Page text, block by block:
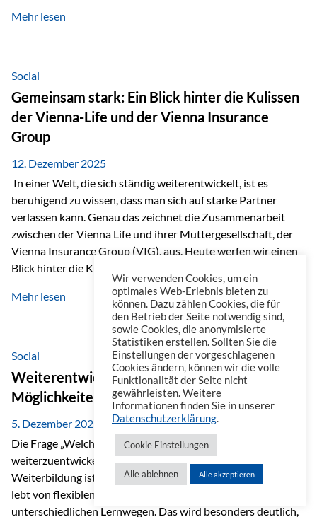
Beispiel verdeutlicht diese Wirkung besonders deutlich.
hinzukommen, spielt nicht nur die Rendite eine Rolle. Auch
steuerliche Effekte haben einen erheblichen Einfluss auf…
Mehr lesen
Social
Gemeinsam stark: Ein Blick hinter die Kulissen
der Vienna-Life und der Vienna Insurance
Group
12. Dezember 2025
In einer Welt, die sich ständig weiterentwickelt, ist es
beruhigend zu wissen, dass man sich auf starke Partner
verlassen kann. Genau das zeichnet die Zusammenarbeit
zwischen der Vienna Life und ihrer Muttergesellschaft, der
Vienna Insurance Group (VIG), aus. Heute werfen wir einen
Blick hinter die Kulissen auf eine Unternehmensgruppe mit
beeindruckender Geschichte, gewachsenem Know-how und
einem stabilen Fundament. Ein starkes Netzwerk in ganz
Europa Die Vienna Insurance Group ist die führende
Versicherungsgruppe in Zentral- und Osteuropa. Mit über
50 Versicherungsgesellschaften in insgesamt 30 Ländern
verbindet sie regionale Stärke mit internationaler
Kompetenz.
Mehr lesen
Social
Weiterentwicklung im Berufsalltag: Welche
Möglichkeiten es gibt
5. Dezember 2025
Die Frage „Welche Möglichkeiten gibt es, sich
weiterzuentwickeln?“ lässt sich heute vielseitig beantworten.
Weiterbildung ist längst kein starrer Prozess mehr, sondern
lebt von flexiblen Formaten, individuellen Bedürfnissen und
unterschiedlichen Lernwegen. Das wird besonders deutlich,
Wir verwenden Cookies, um ein
optimales Web-Erlebnis bieten zu
können. Dazu zählen Cookies, die für
den Betrieb der Seite notwendig sind,
sowie Cookies, die anonymisierte
Statistiken erstellen. Sollten Sie die
Einstellungen der vorgeschlagenen
Cookies ändern, können wir die volle
Funktionalität der Seite nicht
gewährleisten. Weitere
Informationen finden Sie in unserer
Datenschutzerklärung.
Cookie Einstellungen
Alle ablehnen Alle akzeptieren